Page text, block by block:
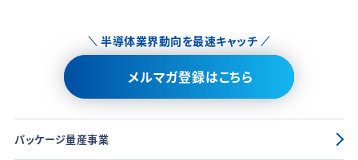
半導体業界動向を最速キャッチ
メルマガ登録はこちら
パッケージ量産事業